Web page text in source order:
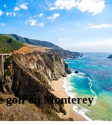
golf en Monterey